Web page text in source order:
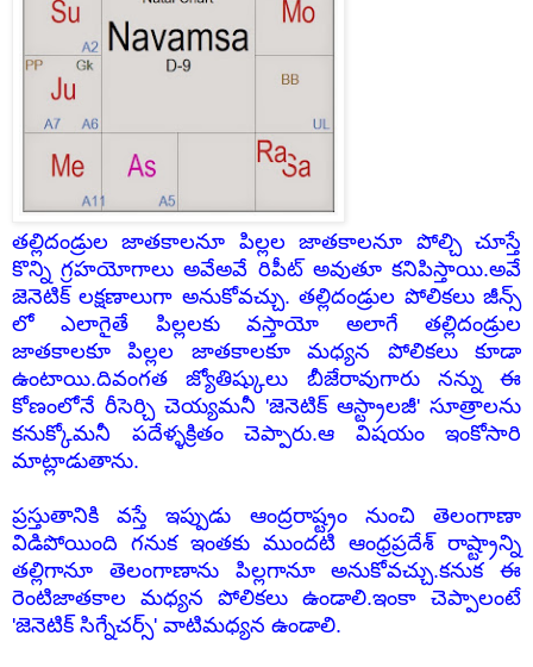
తల్లిదండ్రుల జాతకాలనూ పిల్లల జాతకాలనూ పోల్చి చూస్తే
కొన్ని గ్రహయోగాలు అవేఅవే రిపీట్ అవుతూ కనిపిస్తాయి.అవే
జెనెటిక్ లక్షణాలుగా అనుకోవచ్చు. తల్లిదండ్రుల పోలికలు జీన్స్
లో ఎలాగైతే పిల్లలకు వస్తాయో అలాగే తల్లిదండ్రుల
జాతకాలకూ పిల్లల జాతకాలకూ మధ్యన పోలికలు కూడా
ఉంటాయి.దివంగత జ్యోతిష్కులు బీజేరావుగారు నన్ను ఈ
కోణంలోనే రీసెర్చి చెయ్యమనీ 'జెనెటిక్ ఆస్ట్రాలజీ' సూత్రాలను
కనుక్కోమనీ పదేళ్ళక్రితం చెప్పారు.ఆ విషయం ఇంకోసారి
మాట్లాడుతాను.
ప్రస్తుతానికి వస్తే ఇప్పుడు ఆంద్రరాష్ట్రం నుంచి తెలంగాణా
విడిపోయింది గనుక ఇంతకు ముందటి ఆంధ్రప్రదేశ్ రాష్ట్రాన్ని
తల్లిగానూ తెలంగాణాను పిల్లగానూ అనుకోవచ్చు.కనుక ఈ
రెంటిజాతకాల మధ్యన పోలికలు ఉండాలి.ఇంకా చెప్పాలంటే
'జెనెటిక్ సిగ్నేచర్స్' వాటిమధ్యన ఉండాలి.